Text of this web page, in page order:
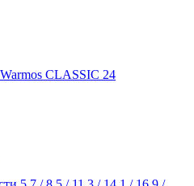
CLASSIC 24